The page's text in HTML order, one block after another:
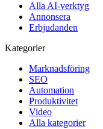
Alla AI-verktyg
Annonsera
Erbjudanden
Kategorier
Marknadsföring
SEO
Automation
Produktivitet
Video
Alla kategorier